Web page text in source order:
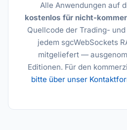
Alle Anwendungen auf
kostenlos für nicht-
Quellcode der Trading-
jedem sgcWebSockets
mitgeliefert —
Editionen. Für den
bitte über unser